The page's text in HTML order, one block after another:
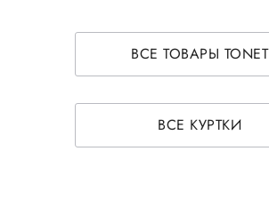
ВСЕ ТОВАРЫ TONET
ВСЕ КУРТКИ